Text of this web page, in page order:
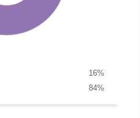
%
16
%
84